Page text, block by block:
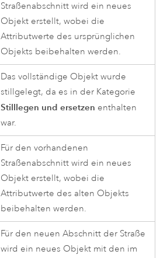
Straßenabschnitt wird ein neues
Objekt erstellt, wobei die
Attributwerte des ursprünglichen
Objekts beibehalten werden.
Das vollständige Objekt wurde
stillgelegt, da es in der Kategorie
Stilllegen und ersetzen enthalten
war.
Für den vorhandenen
Straßenabschnitt wird ein neues
Objekt erstellt, wobei die
Attributwerte des alten Objekts
beibehalten werden.
Für den neuen Abschnitt der Straße
wird ein neues Objekt mit den im